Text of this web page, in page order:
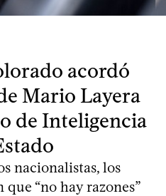
acordó
Mario Layera
de Inteligencia
nacionalistas, los
“no hay razones”